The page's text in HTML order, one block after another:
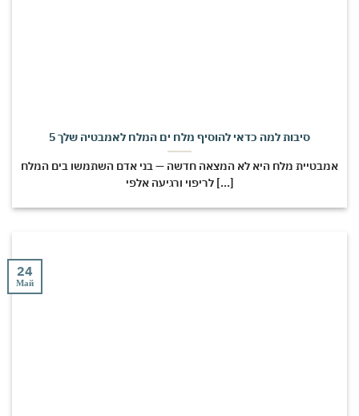
5 סיבות למה כדאי להוסיף מלח ים המלח לאמבטיה שלך
אמבטיית מלח היא לא המצאה חדשה — בני אדם השתמשו בים המלח
לריפוי ורגיעה אלפי [...]
24
Май